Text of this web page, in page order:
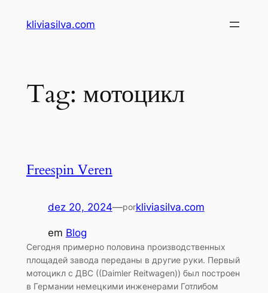
kliviasilva.com
Tag: мотоцикл
Freespin Veren
dez 20, 2024—porkliviasilva.com
em Blog
Сегодня примерно половина производственных
площадей завода переданы в другие руки. Первый
мотоцикл с ДВС ((Daimler Reitwagen)) был построен
в Германии немецкими инженерами Готлибом